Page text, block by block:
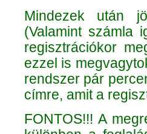
Mindezek után
(Valamint számla
regisztrációkor
ezzel is
rendszer pár
címre, amit a
FONTOS!!! A